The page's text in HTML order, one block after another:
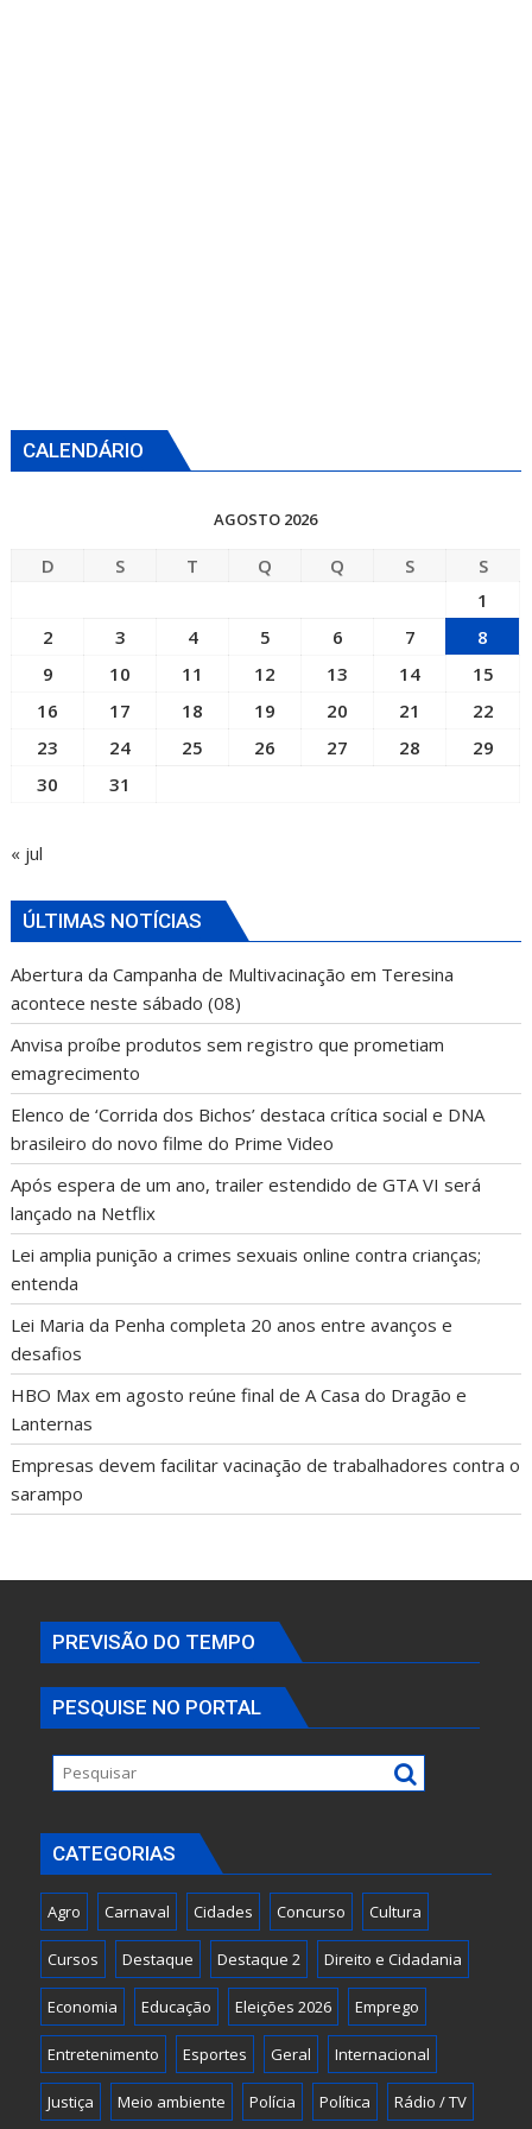
CALENDÁRIO
AGOSTO 2026
D S T Q Q S
S
1
2
3 4 5 6 7
8
9
10 11 12 13 14
15
16
17 18 19 20 21
22
23
24 25 26 27 28
29
30
31
« jul
ÚLTIMAS NOTÍCIAS
Abertura da Campanha de Multivacinação em Teresina
acontece neste sábado (08)
Anvisa proíbe produtos sem registro que prometiam
emagrecimento
Elenco de ‘Corrida dos Bichos’ destaca crítica social e DNA
brasileiro do novo filme do Prime Video
Após espera de um ano, trailer estendido de GTA VI será
lançado na Netflix
Lei amplia punição a crimes sexuais online contra crianças;
entenda
Lei Maria da Penha completa 20 anos entre avanços e
desafios
HBO Max em agosto reúne final de A Casa do Dragão e
Lanternas
Empresas devem facilitar vacinação de trabalhadores contra o
sarampo
PREVISÃO DO TEMPO
PESQUISE NO PORTAL
CATEGORIAS
Agro Carnaval Cidades Concurso Cultura
Cursos Destaque Destaque 2 Direito e Cidadania
Economia Educação Eleições 2026 Emprego
Entretenimento Esportes Geral Internacional
Justiça Meio ambiente Polícia Política Rádio / TV